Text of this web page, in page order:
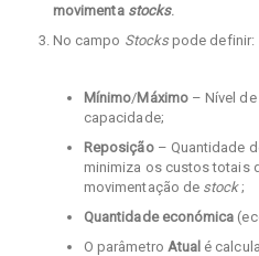
movimenta stocks.
No campo Stockspode definir:
Mínimo/Máximo – Nível de
capacidade;
Reposição – Quantidade
minimiza os custos totais
movimentação de stock;
Quantidade económica
O parâmetro Atual é